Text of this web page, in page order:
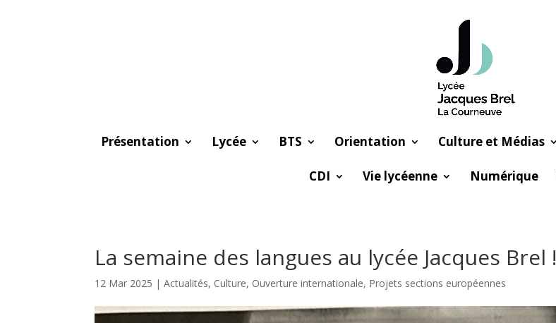
Présentation Lycée BTS Orientation Culture et Médias
CDI Vie lycéenne Numérique
La semaine des langues au lycée Jacques Brel !
12 Mar 2025 |Actualités, Culture, Ouverture internationale, Projets sections européennes